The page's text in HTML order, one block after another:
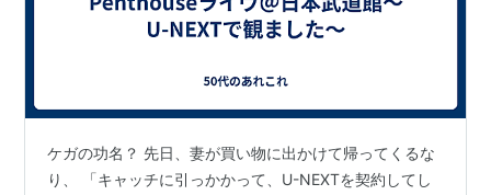
ケガの功名？ 先日、妻が買い物に出かけて帰ってくるな
り、 「キャッチに引っかかって、U-NEXTを契約してし